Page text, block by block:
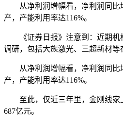
从净利润增幅看，净利润同比增
产，产能利用率达116%。
《证券日报》注意到：近期机构
调研，包括大族激光、三超新材等
从净利润增幅看，净利润同比增
产，产能利用率达116%。
至此，仅近三年里，金刚线家
687亿元。